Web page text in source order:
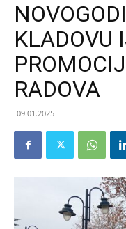
KLADOVU
RADOVA
09.01.2025